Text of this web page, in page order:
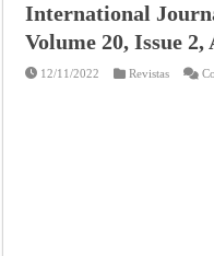
International
Volume 20, Issue
12/11/2022 Revistas